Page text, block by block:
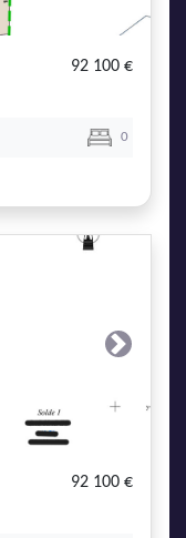
92 100 €
0
Next
92 100 €